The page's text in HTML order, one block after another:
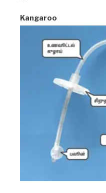
Kangaroo